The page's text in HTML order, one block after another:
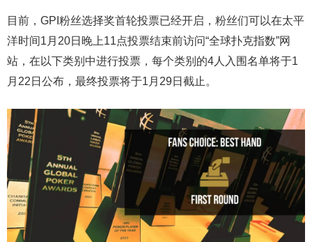
目前，GPI粉丝选择奖首轮投票已经开启，粉丝们可以在太平
洋时间1月20日晚上11点投票结束前访问“全球扑克指数”网
站，在以下类别中进行投票，每个类别的4人入围名单将于1
月22日公布，最终投票将于1月29日截止。